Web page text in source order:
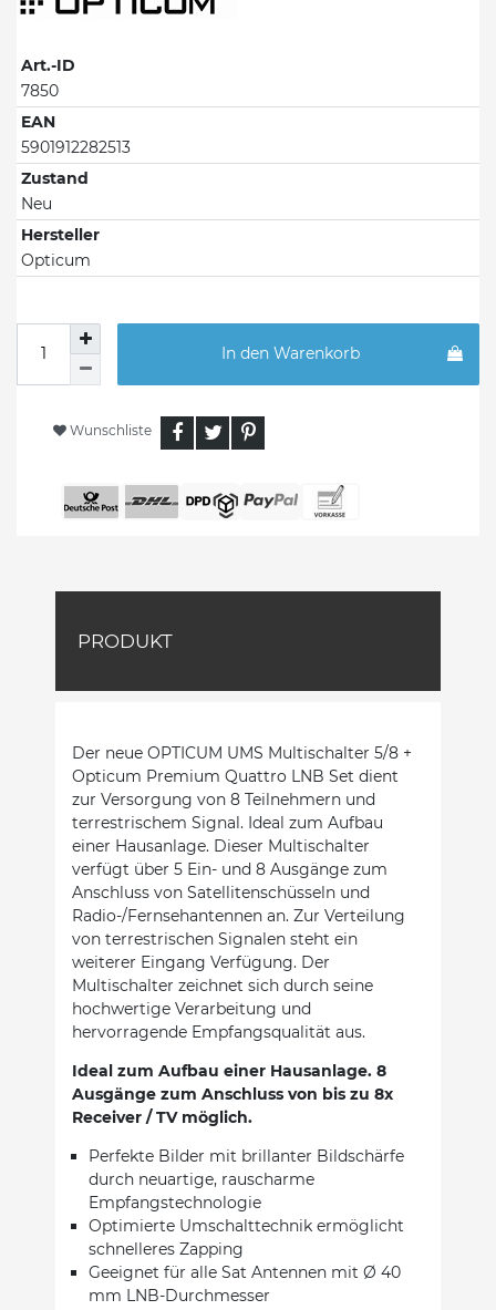
Art.-ID
7850
EAN
5901912282513
Zustand
Neu
Hersteller
Opticum
In den Warenkorb
Wunschliste
PRODUKT
Der neue OPTICUM UMS Multischalter 5/8 +
Opticum Premium Quattro LNB Set dient
zur Versorgung von 8 Teilnehmern und
terrestrischem Signal. Ideal zum Aufbau
einer Hausanlage. Dieser Multischalter
verfügt über 5 Ein- und 8 Ausgänge zum
Anschluss von Satellitenschüsseln und
Radio-/Fernsehantennen an. Zur Verteilung
von terrestrischen Signalen steht ein
weiterer Eingang Verfügung. Der
Multischalter zeichnet sich durch seine
hochwertige Verarbeitung und
hervorragende Empfangsqualität aus.
Ideal zum Aufbau einer Hausanlage. 8
Ausgänge zum Anschluss von bis zu 8x
Receiver / TV möglich.
Perfekte Bilder mit brillanter Bildschärfe
durch neuartige, rauscharme
Empfangstechnologie
Optimierte Umschalttechnik ermöglicht
schnelleres Zapping
Geeignet für alle Sat Antennen mit Ø 40
mm LNB-Durchmesser